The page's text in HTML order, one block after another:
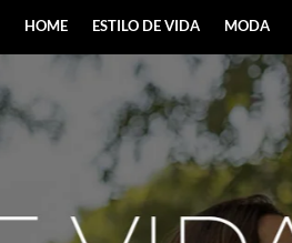
HOME ESTILO DE VIDA MODA